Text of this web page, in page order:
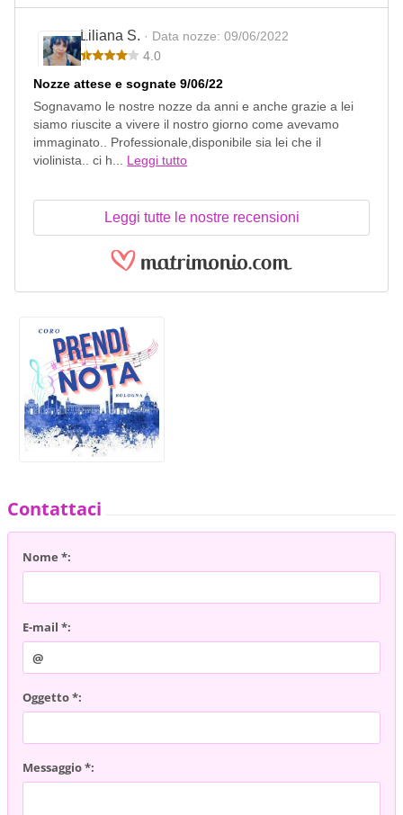
Liliana S. · Data nozze: 09/06/2022
4.0
Nozze attese e sognate 9/06/22
Sognavamo le nostre nozze da anni e anche grazie a lei
siamo riuscite a vivere il nostro giorno come avevamo
immaginato.. Professionale,disponibile sia lei che il
violinista.. ci h... Leggi tutto
Leggi tutte le nostre recensioni
Contattaci
Nome *:
E-mail *:
Oggetto *:
Messaggio *: